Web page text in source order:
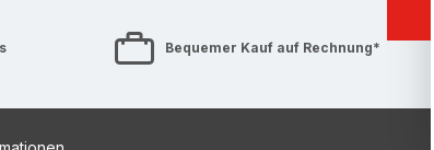
Bequemer Kauf auf Rechnung*